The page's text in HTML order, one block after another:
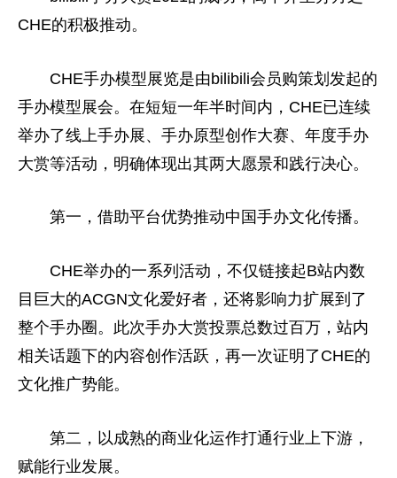
CHE的积极推动。
CHE手办模型展览是由bilibili会员购策划发起的
手办模型展会。在短短一年半时间内，CHE已连续
举办了线上手办展、手办原型创作大赛、年度手办
大赏等活动，明确体现出其两大愿景和践行决心。
第一，借助平台优势推动中国手办文化传播。
CHE举办的一系列活动，不仅链接起B站内数
目巨大的ACGN文化爱好者，还将影响力扩展到了
整个手办圈。此次手办大赏投票总数过百万，站内
相关话题下的内容创作活跃，再一次证明了CHE的
文化推广势能。
第二，以成熟的商业化运作打通行业上下游，
赋能行业发展。